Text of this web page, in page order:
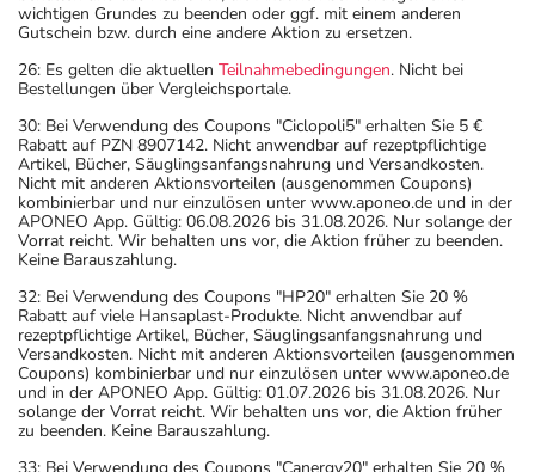
wichtigen Grundes zu beenden oder ggf. mit einem anderen
Gutschein bzw. durch eine andere Aktion zu ersetzen.
26: Es gelten die aktuellen Teilnahmebedingungen. Nicht bei
Bestellungen über Vergleichsportale.
30: Bei Verwendung des Coupons "Ciclopoli5" erhalten Sie 5 €
Rabatt auf PZN 8907142. Nicht anwendbar auf rezeptpflichtige
Artikel, Bücher, Säuglingsanfangsnahrung und Versandkosten.
Nicht mit anderen Aktionsvorteilen (ausgenommen Coupons)
kombinierbar und nur einzulösen unter www.aponeo.de und in der
APONEO App. Gültig: 06.08.2026 bis 31.08.2026. Nur solange der
Vorrat reicht. Wir behalten uns vor, die Aktion früher zu beenden.
Keine Barauszahlung.
32: Bei Verwendung des Coupons "HP20" erhalten Sie 20 %
Rabatt auf viele Hansaplast-Produkte. Nicht anwendbar auf
rezeptpflichtige Artikel, Bücher, Säuglingsanfangsnahrung und
Versandkosten. Nicht mit anderen Aktionsvorteilen (ausgenommen
Coupons) kombinierbar und nur einzulösen unter www.aponeo.de
und in der APONEO App. Gültig: 01.07.2026 bis 31.08.2026. Nur
solange der Vorrat reicht. Wir behalten uns vor, die Aktion früher
zu beenden. Keine Barauszahlung.